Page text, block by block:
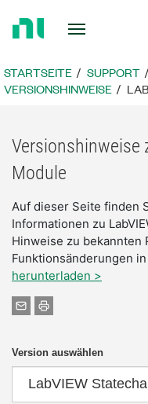
zur
STARTSEITE SUPPORT
VERSIONSHINWEISE
Versionshinweise
Module
Auf dieser Seite finden
Informationen zu
Hinweise zu bekannten
Funktionsänderungen
herunterladen >
Version auswählen